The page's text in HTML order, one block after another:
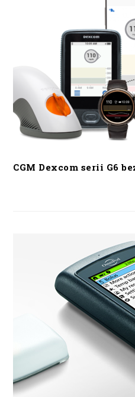
CGM Dexcom serii G6